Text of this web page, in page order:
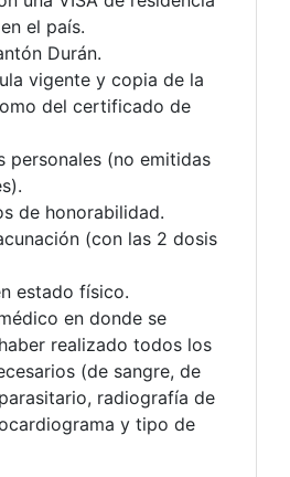
el país.
Durán.
vigente y copia de la
del certificado de
personales (no emitidas
de honorabilidad.
(con las 2 dosis
estado físico.
en donde se
realizado todos los
(de sangre, de
radiografía de
y tipo de